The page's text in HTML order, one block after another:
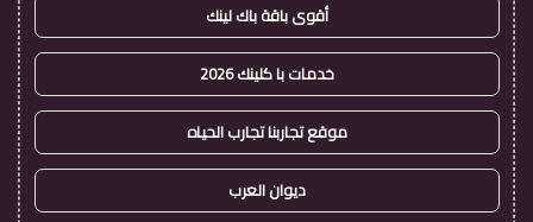
أقوى باقة باك لينك
خدمات با كلينك 2026
موقع تجاربنا تجارب الحياه
ديوان العرب